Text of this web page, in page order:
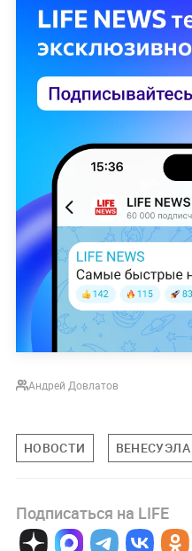
Андрей Довлатов
НОВОСТИ ВЕНЕСУЭЛА
Подписаться на LIFE